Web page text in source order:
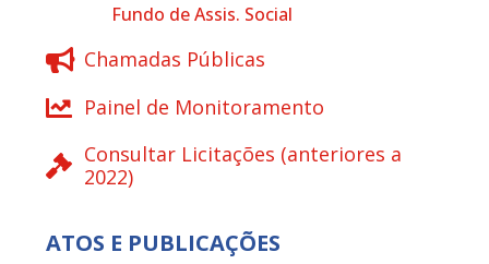
Fundo de Assis. Social
Chamadas Públicas
Painel de Monitoramento
Consultar Licitações (anteriores a
2022)
ATOS E PUBLICAÇÕES